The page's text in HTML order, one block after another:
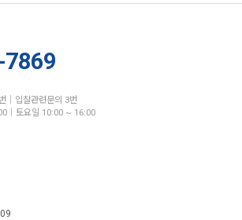
│입찰관련문의 3번
토요일 10:00 ~ 16:00